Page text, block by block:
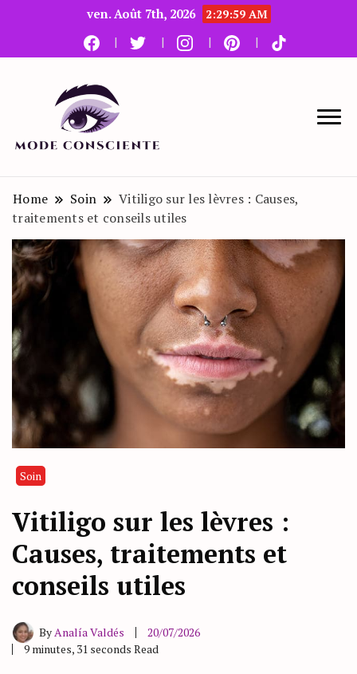
ven. Août 7th, 2026 2:30:01 AM
Le blog beauté et mode
Home Soin
Vitiligo sur les lèvres : Causes,
traitements et conseils utiles
Soin
Vitiligo sur les lèvres :
Causes, traitements et
conseils utiles
By Analía Valdés
20/07/2026
9 minutes, 31 seconds Read